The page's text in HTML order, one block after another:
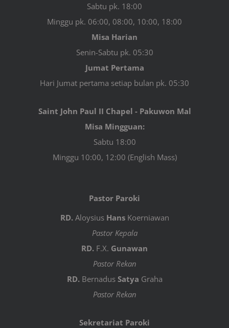
Sabtu pk. 18:00
Minggu pk. 06:00, 08:00, 10:00, 18:00
Misa Harian
Senin-Sabtu pk. 05:30
Jumat Pertama
Hari Jumat pertama setiap bulan pk. 05:30
Saint John Paul II Chapel - Pakuwon Mal
Misa Mingguan:
Sabtu 18:00
Minggu 10:00, 12:00 (English Mass)
Pastor Paroki
RD.Aloysius HansKoerniawan
Pastor Kepala
RD. F.X. Gunawan
Pastor Rekan
RD.Bernadus Satya Graha
Pastor Rekan
Sekretariat Paroki